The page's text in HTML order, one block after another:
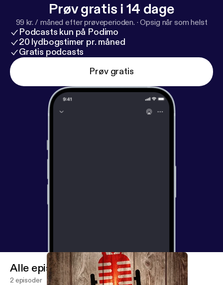
Prøv gratis i 14 dage
99 kr. / måned efter prøveperioden. ·Opsig når som helst
Podcasts kun på Podimo
20 lydbogstimer pr. måned
Gratis podcasts
Prøv gratis
Alle episoder
2 episoder